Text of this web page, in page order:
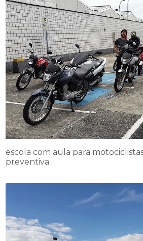
escola com aula para
preventiva